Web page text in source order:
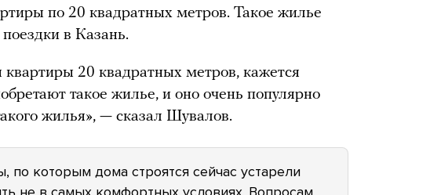
по 20 квадратных метров. Такое жилье
в Казань.
квартиры 20 квадратных метров, кажется
такое жилье, и оно очень популярно
жилья», — сказал Шувалов.
по которым дома строятся сейчас устарели